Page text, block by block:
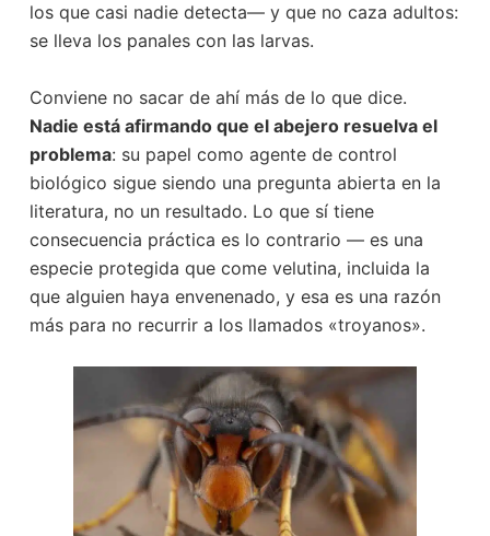
los que casi nadie detecta— y que no caza adultos:
se lleva los panales con las larvas.
Conviene no sacar de ahí más de lo que dice.
Nadie está afirmando que el abejero resuelva el
problema: su papel como agente de control
biológico sigue siendo una pregunta abierta en la
literatura, no un resultado. Lo que sí tiene
consecuencia práctica es lo contrario — es una
especie protegida que come velutina, incluida la
que alguien haya envenenado, y esa es una razón
más para no recurrir a los llamados «troyanos».